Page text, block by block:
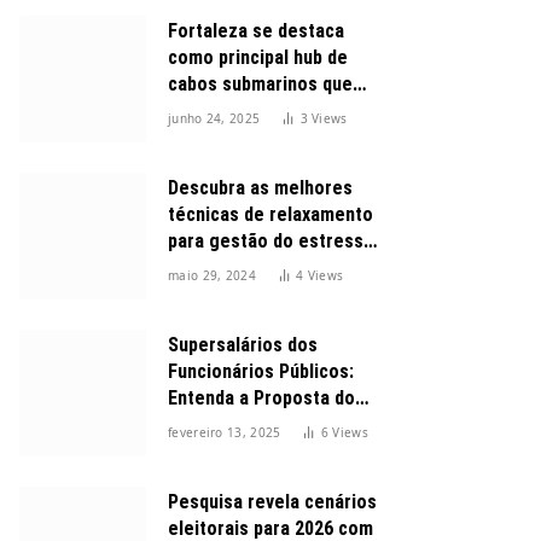
Fortaleza se destaca
como principal hub de
cabos submarinos que
conectam o Brasil ao
junho 24, 2025 3Views
Descubra as melhores
técnicas de relaxamento
para gestão do estresse
durante o dia
maio 29, 2024 4 Views
Supersalários dos
Funcionários Públicos:
Entenda a Proposta do
Governo para Limitar
fevereiro 13, 2025 6Views
Pesquisa revela cenários
eleitorais para 2026 com